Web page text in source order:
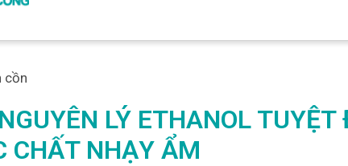
cồn
LÝ ETHANOL TUYỆT
CHẤT NHẠY ẨM